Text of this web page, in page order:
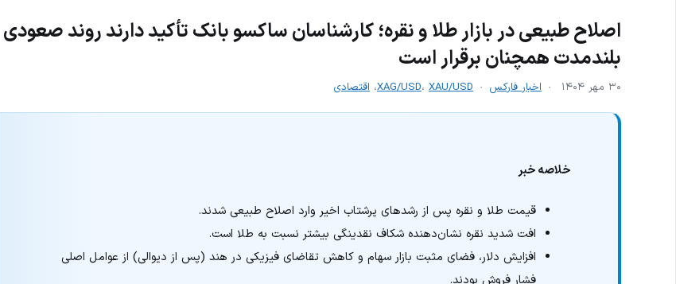
اصلاح طبیعی در بازار طلا و نقره؛ کارشناسان ساکسو بانک تأکید دارند روند صعودی
بلندمدت همچنان برقرار است
۳۰ مهر ۱۴۰۴ اخبار فارکس XAG/USD، XAU/USD ، اقتصادی
خلاصه خبر
قیمت طلا و نقره پس از رشدهای پرشتاب اخیر وارد اصلاح طبیعی شدند.
افت شدید نقره نشان‌دهنده شکاف نقدینگی بیشتر نسبت به طلا است.
افزایش دلار، فضای مثبت بازار سهام و کاهش تقاضای فیزیکی در هند (پس از دیوالی) از عوامل اصلی
فشار فروش بودند.